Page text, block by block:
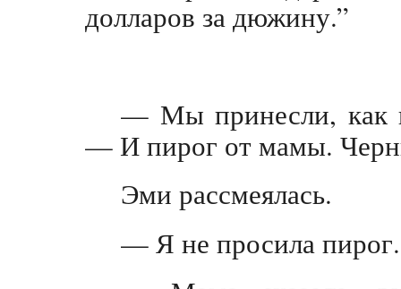
долларов за дюжину.”
— Мы принесли, как
— И пирог от мамы.
Эми рассмеялась.
— Я не просила пирог.